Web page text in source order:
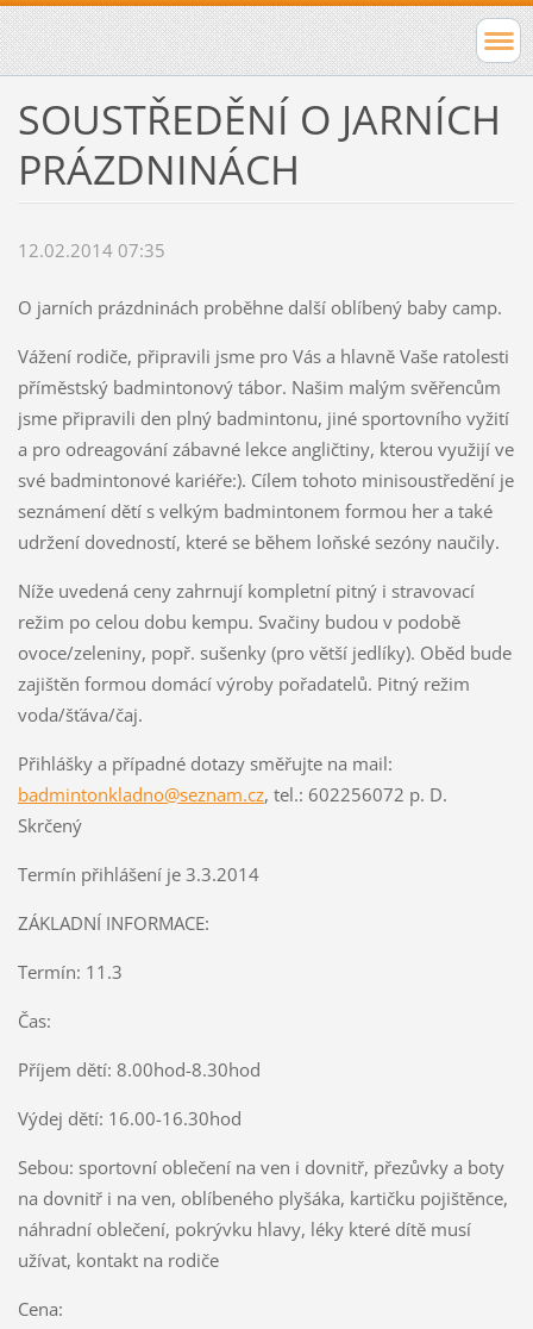
SOUSTŘEDĚNÍ O JARNÍCH
PRÁZDNINÁCH
12.02.2014 07:35
O jarních prázdninách proběhne další oblíbený baby camp.
Vážení rodiče, připravili jsme pro Vás a hlavně Vaše ratolesti
příměstský badmintonový tábor. Našim malým svěřencům
jsme připravili den plný badmintonu, jiné sportovního vyžití
a pro odreagování zábavné lekce angličtiny, kterou využijí ve
své badmintonové kariéře:). Cílem tohoto minisoustředění je
seznámení dětí s velkým badmintonem formou her a také
udržení dovedností, které se během loňské sezóny naučily.
Níže uvedená ceny zahrnují kompletní pitný i stravovací
režim po celou dobu kempu. Svačiny budou v podobě
ovoce/zeleniny, popř. sušenky (pro větší jedlíky). Oběd bude
zajištěn formou domácí výroby pořadatelů. Pitný režim
voda/šťáva/čaj.
Přihlášky a případné dotazy směřujte na mail:
badmintonkladno@seznam.cz, tel.: 602256072 p. D.
Skrčený
Termín přihlášení je 3.3.2014
ZÁKLADNÍ INFORMACE:
Termín: 11.3
Čas:
Příjem dětí: 8.00hod-8.30hod
Výdej dětí: 16.00-16.30hod
Sebou: sportovní oblečení na ven i dovnitř, přezůvky a boty
na dovnitř i na ven, oblíbeného plyšáka, kartičku pojištěnce,
náhradní oblečení, pokrývku hlavy, léky které dítě musí
užívat, kontakt na rodiče
Cena: